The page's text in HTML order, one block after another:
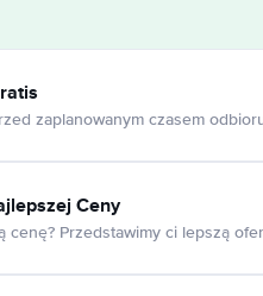
zaplanowanym czasem
Ceny
cenę? Przedstawimy ci lepszą